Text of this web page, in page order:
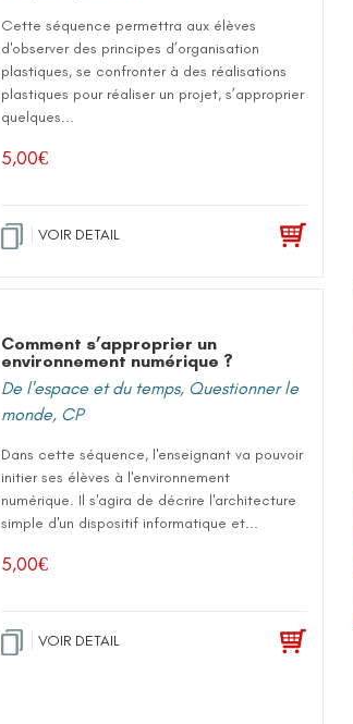
Cette séquence permettra aux élèves
d'observer des principes d’organisation
plastiques, se confronter à des réalisations
plastiques pour réaliser un projet, s’approprier
quelques...
5,00€
VOIR DETAIL
Comment s’approprier un
environnement numérique ?
De l'espace et du temps, Questionner le
monde, CP
Dans cette séquence, l'enseignant va pouvoir
initier ses élèves à l'environnement
numérique. Il s'agira de décrire l'architecture
simple d'un dispositif informatique et...
5,00€
VOIR DETAIL